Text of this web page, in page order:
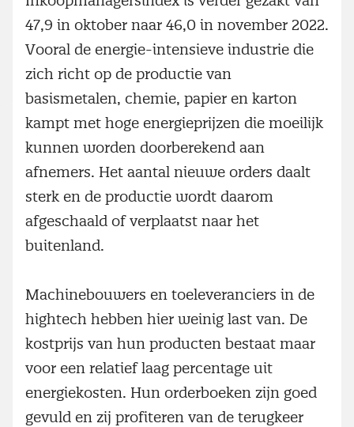
47,9 in oktober naar 46,0 in november 2022.
Vooral de energie-intensieve industrie die
zich richt op de productie van
basismetalen, chemie, papier en karton
kampt met hoge energieprijzen die moeilijk
kunnen worden doorberekend aan
afnemers. Het aantal nieuwe orders daalt
sterk en de productie wordt daarom
afgeschaald of verplaatst naar het
buitenland.
Machinebouwers en toeleveranciers in de
hightech hebben hier weinig last van. De
kostprijs van hun producten bestaat maar
voor een relatief laag percentage uit
energiekosten. Hun orderboeken zijn goed
gevuld en zij profiteren van de terugkeer